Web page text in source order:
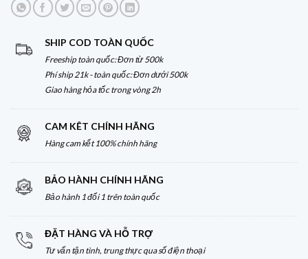
SHIP COD TOÀN QUỐC
Freeship toàn quốc: Đơn từ 500k
Phí ship 21k - toàn quốc: Đơn dưới 500k
Giao hàng hỏa tốc trong vòng 2h
CAM KÊT CHÍNH HÃNG
Hàng cam kết 100% chính hãng
BẢO HÀNH CHÍNH HÃNG
Bảo hành 1 đổi 1 trên toàn quốc
ĐẶT HÀNG VÀ HỖ TRỢ
Tư vấn tận tình, trung thực qua số điện thoại